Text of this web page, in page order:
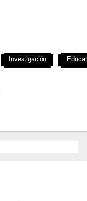
Investigación